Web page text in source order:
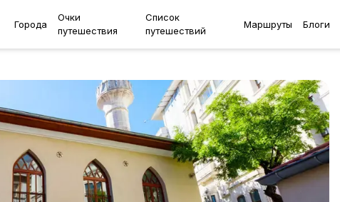
Города
Очки
путешествия
Список
путешествий
Маршруты Блоги